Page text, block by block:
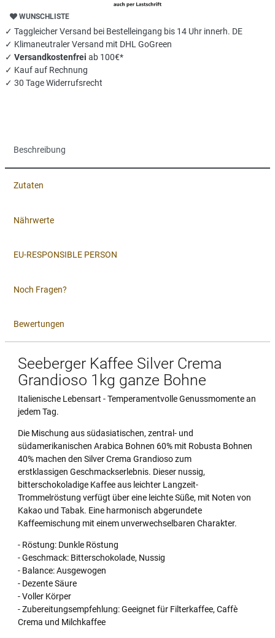
WUNSCHLISTE
✓ Taggleicher Versand bei Bestelleingang bis 14 Uhr innerh. DE
✓ Klimaneutraler Versand mit DHL GoGreen
✓ Versandkostenfrei ab 100€*
✓ Kauf auf Rechnung
✓ 30 Tage Widerrufsrecht
Beschreibung
Zutaten
Nährwerte
EU-RESPONSIBLE PERSON
Noch Fragen?
Bewertungen
Seeberger Kaffee Silver Crema
Grandioso 1kg ganze Bohne
Italienische Lebensart - Temperamentvolle Genussmomente an
jedem Tag.
Die Mischung aus südasiatischen, zentral- und
südamerikanischen Arabica Bohnen 60% mit Robusta Bohnen
40% machen den Silver Crema Grandioso zum
erstklassigen Geschmackserlebnis. Dieser nussig,
bitterschokoladige Kaffee aus leichter Langzeit-
Trommelröstung verfügt über eine leichte Süße, mit Noten von
Kakao und Tabak. Eine harmonisch abgerundete
Kaffeemischung mit einem unverwechselbaren Charakter.
- Röstung: Dunkle Röstung
- Geschmack: Bitterschokolade, Nussig
- Balance: Ausgewogen
- Dezente Säure
- Voller Körper
- Zubereitungsempfehlung: Geeignet für Filterkaffee, Caffè
Crema und Milchkaffee